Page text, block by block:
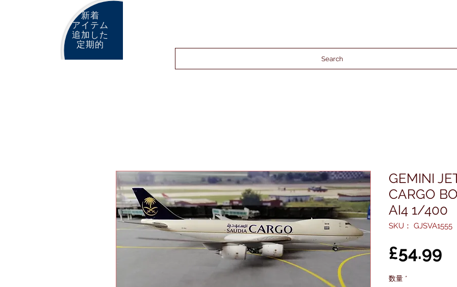
新着
アイテム
追加した
定期的
Search
GEMINI
CARGO
AI4 1/400
SKU： GJSVA1555
£54.99
数量 *